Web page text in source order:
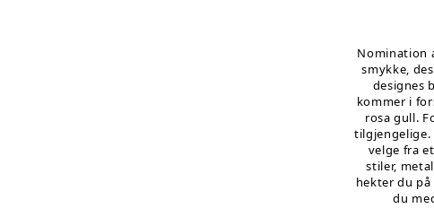
Nomination
smykke,
designes
kommer i
rosa gull.
tilgjengelige.
velge fra
stiler,
hekter du på
du